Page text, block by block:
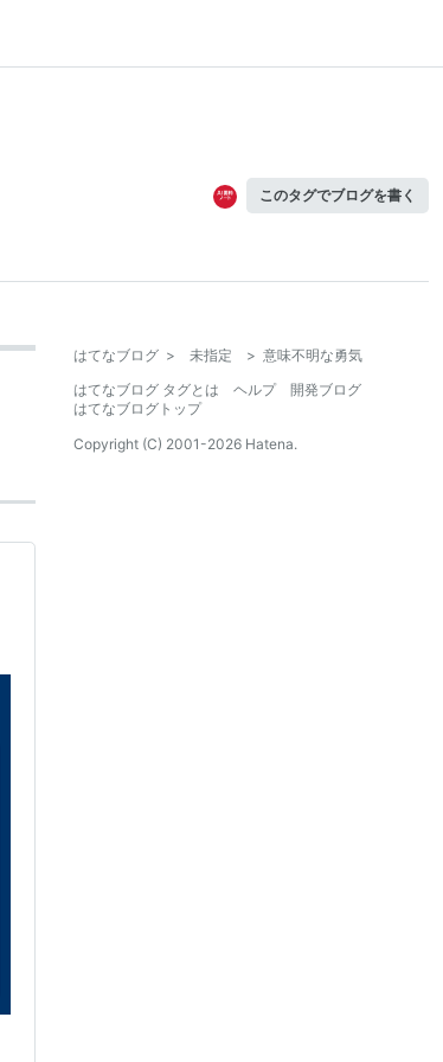
このタグでブログを書く
はてなブログ > 未指定 > 意味不明な勇気
はてなブログ タグとは
ヘルプ
開発ブログ
はてなブログトップ
Copyright (C) 2001-2026 Hatena.